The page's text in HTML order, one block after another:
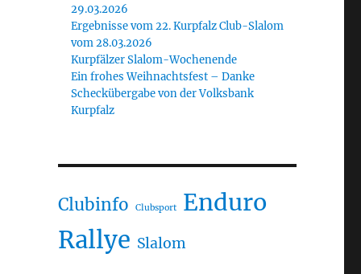
29.03.2026
Ergebnisse vom 22. Kurpfalz Club-Slalom
vom 28.03.2026
Kurpfälzer Slalom-Wochenende
Ein frohes Weihnachtsfest – Danke
Scheckübergabe von der Volksbank
Kurpfalz
Clubinfo Clubsport Enduro
Rallye Slalom